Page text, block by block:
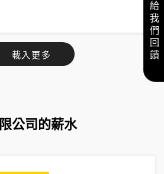
載入更多
公司的薪水
給我們回饋